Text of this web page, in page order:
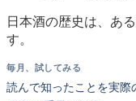
日本酒の歴史は、あ
す。
毎月、試してみる
読んで知ったことを実際